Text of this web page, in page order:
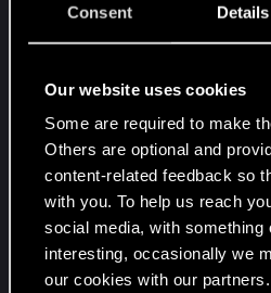
Consent Details
Our website uses cookies
Some are required to make
Others are optional and
content-related feedback so
with you. To help us reach
social media, with something
interesting, occasionally we
our cookies with our